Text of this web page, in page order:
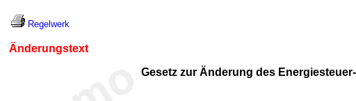
Regelwerk
Änderungstext
Gesetz zur Änderung des